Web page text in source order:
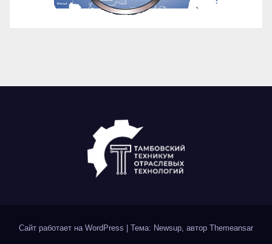
Сайт работает на WordPress | Тема: Newsup, автор Themeansar